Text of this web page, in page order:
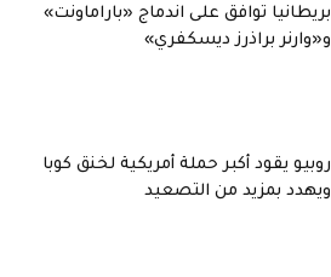
بريطانيا توافق على اندماج «باراماونت»
و«وارنر براذرز ديسكفري»
روبيو يقود أكبر حملة أمريكية لخنق كوبا
ويهدد بمزيد من التصعيد